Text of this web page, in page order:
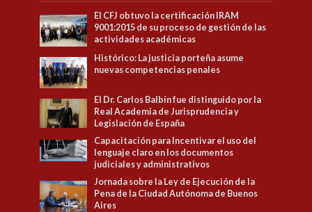
El CFJ obtuvo la certificación IRAM
9001:2015 de su proceso de gestión de las
actividades académicas
Histórico: La justicia porteña asume
nuevas competencias penales
El Dr. Carlos Balbín fue distinguido por la
Real Academia de Jurisprudencia y
Legislación de España
Capacitación para Incentivar el uso del
lenguaje claro en los documentos
judiciales y administrativos
Jornada sobre la Ley de Ejecución de la
Pena de la Ciudad Autónoma de Buenos
Aires